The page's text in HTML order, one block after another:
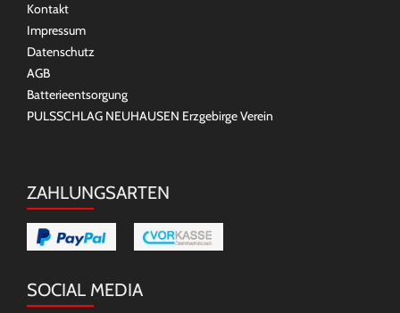
Kontakt
Impressum
Datenschutz
AGB
Batterieentsorgung
PULSSCHLAG NEUHAUSEN Erzgebirge Verein
ZAHLUNGSARTEN
SOCIAL MEDIA